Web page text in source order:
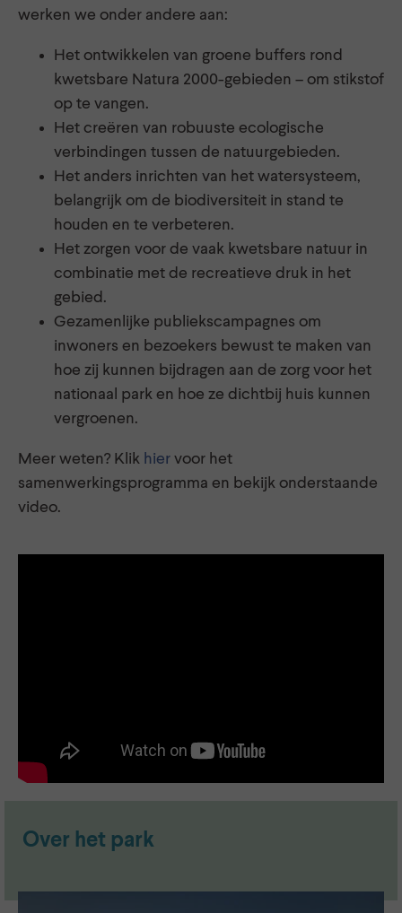
werken we onder andere aan:
Het ontwikkelen van groene buffers rond
kwetsbare Natura 2000-gebieden – om stikstof
op te vangen.
Het creëren van robuuste ecologische
verbindingen tussen de natuurgebieden.
Het anders inrichten van het watersysteem,
belangrijk om de biodiversiteit in stand te
houden en te verbeteren.
Het zorgen voor de vaak kwetsbare natuur in
combinatie met de recreatieve druk in het
gebied.
Gezamenlijke publiekscampagnes om
inwoners en bezoekers bewust te maken van
hoe zij kunnen bijdragen aan de zorg voor het
nationaal park en hoe ze dichtbij huis kunnen
vergroenen.
Meer weten? Klik hier voor het
samenwerkingsprogramma en bekijk onderstaande
video.
Over het park